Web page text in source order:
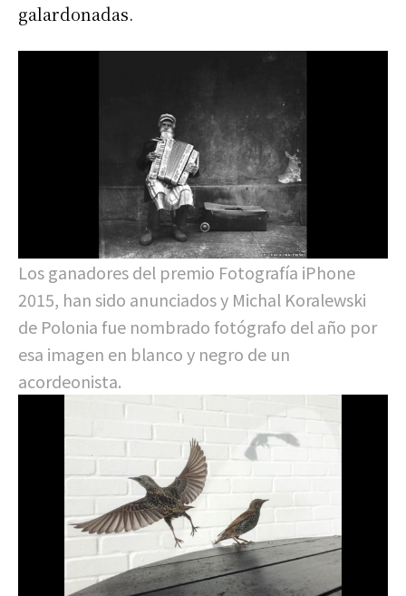
galardonadas.
Los ganadores del premio Fotografía iPhone
2015, han sido anunciados y Michal Koralewski
de Polonia fue nombrado fotógrafo del año por
esa imagen en blanco y negro de un
acordeonista.